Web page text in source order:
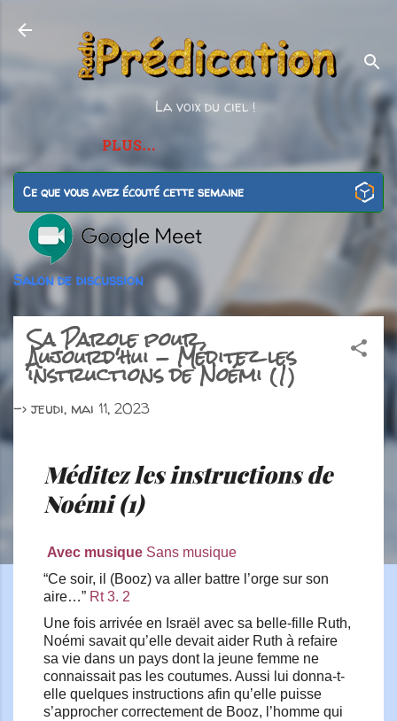
La voix du ciel !
PLUS…
Ce que vous avez écouté cette semaine
Salon de discussion
Sa Parole pour
Aujourd'hui - Méditez les
instructions de Noémi (1)
-> jeudi, mai 11, 2023
Méditez les instructions de
Noémi (1)
Avec musique Sans musique
“Ce soir, il (Booz) va aller battre l’orge sur son
aire…” Rt 3. 2
Une fois arrivée en Israël avec sa belle-fille Ruth,
Noémi savait qu’elle devait aider Ruth à refaire
sa vie dans un pays dont la jeune femme ne
connaissait pas les coutumes. Aussi lui donna-t-
elle quelques instructions afin qu’elle puisse
s’approcher correctement de Booz, l’homme qui